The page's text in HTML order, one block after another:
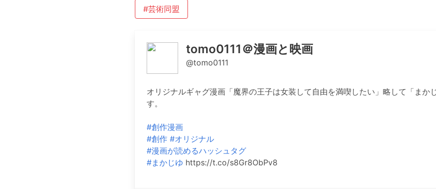
#芸術同盟
tomo0111＠漫画と映画
@tomo0111
オリジナルギャグ漫画「魔界の王子は女装して自由を満喫したい」略して「まか
す。
#創作漫画
#創作 #オリジナル
#漫画が読めるハッシュタグ
#まかじゆ https://t.co/s8Gr8ObPv8